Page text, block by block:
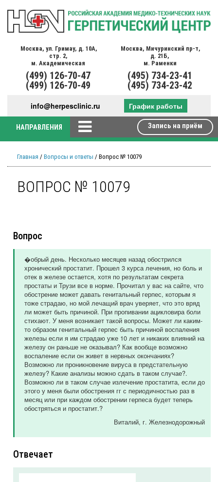
Москва, ул. Гримау, д. 10А,
стр. 2,
м. Академическая
(499) 126-70-47
(499) 126-70-49
Москва, Мичуринский пр-т,
д. 21Б,
м. Раменки
(495) 734-23-41
(495) 734-23-42
info@herpesclinic.ru График работы
НАПРАВЛЕНИЯ Запись на приём
Главная / Вопросы и ответы / Вопрос № 10079
ВОПРОС № 10079
Вопрос
�обрый день. Несколько месяцев назад обострился
хронический простатит. Прошел 3 курса лечения, но боль и
отек в железе остается, хотя по результатам секрета
простаты и Трузи все в норме. Прочитал у вас на сайте, что
обострение может давать генитальный герпес, которым я
тоже страдаю, но мой лечащий врач уверяет, что это вряд
ли может быть причиной. При пропивании ацикловира боли
стихают. У меня возникает такой вопросы. Может ли каким-
то образом генитальный герпес быть причиной воспаления
железы если я им страдаю уже 10 лет и никаких влияний на
железу он раньше не оказывал? Как вообще возможно
воспаление если он живет в нервных окончаниях?
Возможно ли проникновение вируса в предстательную
железу? Какие анализы можно сдать в таком случае?.
Возможно ли в таком случае излечение простатита, если до
этого у меня были обострения гг с периодичностью раз в
месяц или при каждом обострении герпеса будет теперь
обостряться и простатит.?
Виталий, г. Железнодорожный
Отвечает